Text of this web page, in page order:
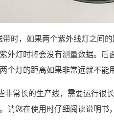
带时，如果两个紫外线灯之间
外灯时将会没有测量数据。
灯的距离如果非常远就不能
常长的生产线，需要运行
您在使用时仔细阅读说明书